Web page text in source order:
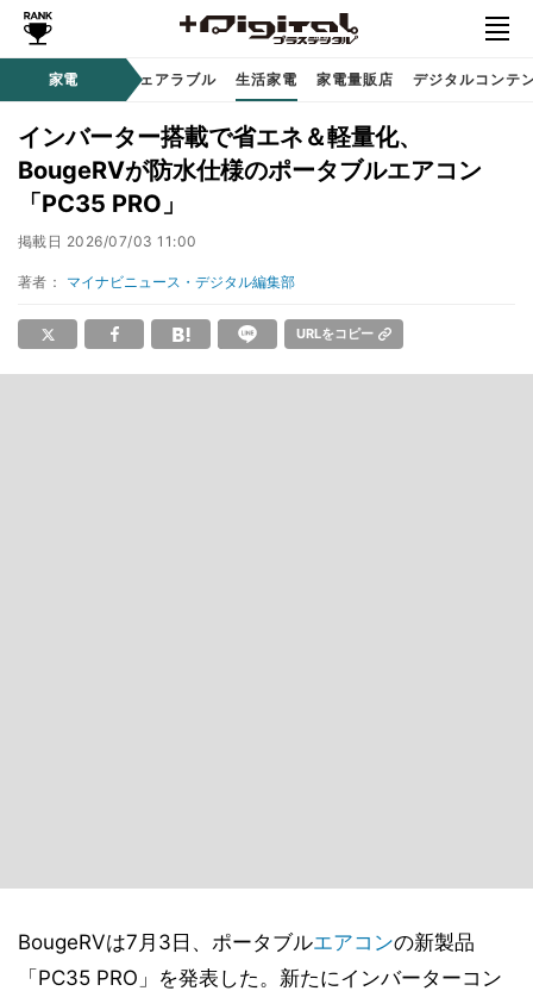
家電
ディオ 時計 / ウェアラブル 生活家電 家電量販店 デジタルコンテ
インバーター搭載で省エネ＆軽量化、
BougeRVが防水仕様のポータブルエアコン
「PC35 PRO」
掲載日 2026/07/03 11:00
著者： マイナビニュース・デジタル編集部
URLをコピー
BougeRVは7月3日、ポータブルエアコンの新製品
「PC35 PRO」を発表した。新たにインバーターコン